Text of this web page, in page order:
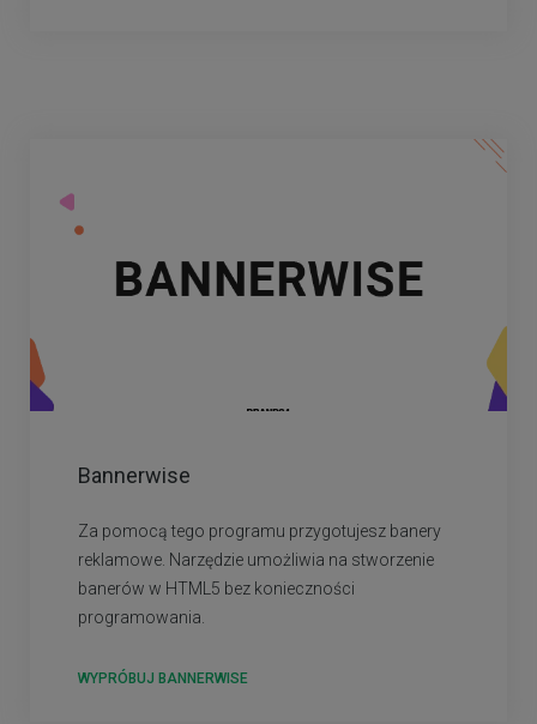
Bannerwise
Za pomocą tego programu przygotujesz banery
reklamowe. Narzędzie umożliwia na stworzenie
banerów w HTML5 bez konieczności
programowania.
WYPRÓBUJ BANNERWISE